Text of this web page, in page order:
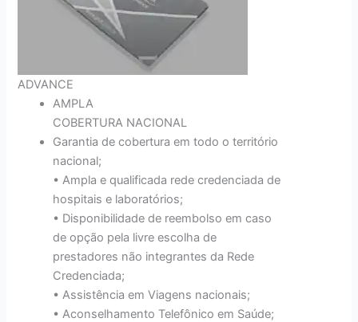
ADVANCE
AMPLA
COBERTURA NACIONAL
Garantia de cobertura em todo o território
nacional;
• Ampla e qualificada rede credenciada de
hospitais e laboratórios;
• Disponibilidade de reembolso em caso
de opção pela livre escolha de
prestadores não integrantes da Rede
Credenciada;
• Assistência em Viagens nacionais;
• Aconselhamento Telefônico em Saúde;